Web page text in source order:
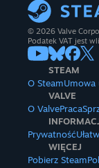
© 2026 Valve
Podatek VAT jest
STEAM
O SteamUmowa
VALVE
O ValvePraca
Prywatność
WIĘCEJ
Pobierz Steam